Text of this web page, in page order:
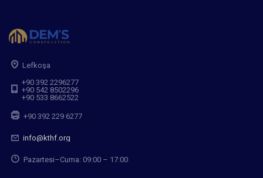
Lefkoşa
+90 392 2296277
+90 542 8502296
+90 533 8662522
+90 392 229 6277
info@kthf.org
Pazartesi–Cuma: 09:00 – 17:00